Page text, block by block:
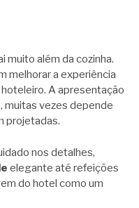
muito além da cozinha.
melhorar a experiência
A apresentação
muitas vezes depende
projetadas.
nos detalhes,
elegante até refeições
do hotel como um